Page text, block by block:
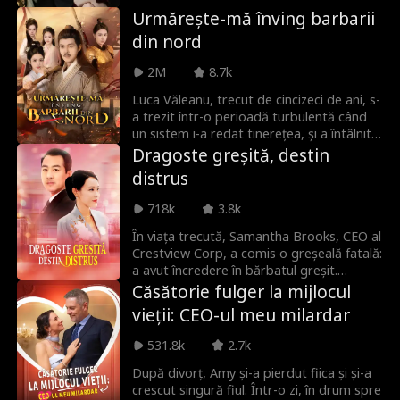
bebelușului, Vivian cedează. Anunță
divorțul în fața invitaților, dezvăluie că
Ethan nu e tatăl copilului și își retrage
haos. Răzbunată, Vivian pleacă alături de
copilul ei, lăsându-l pe Ethan să se înece în
regrete eterne.
Urmărește-mă înving barbarii
din nord
2M
8.7k
Luca Văleanu, trecut de cincizeci de ani, s-
a trezit într-o perioadă turbulentă când
un sistem i-a redat tinerețea, și a întâlnit
niște femei frumoase și fermecătoare.
Pentru a supraviețui haosului, a încheiat o
înțelegere cu femeia generalul Irina
Lăzărescu, grav rănită. Împreună, au
deghizat-o în bărbat și s-au infiltrat în
tabăra militară, pornind într-o călătorie
de la țăran la comandant militar în
căutarea dominației.
Dragoste greșită, destin
distrus
718k
3.8k
În viața trecută, Samantha Brooks, CEO al
Crestview Corp, a comis o greșeală fatală:
a avut încredere în bărbatul greșit.
Murind singură și zdrobită, a aflat
adevărul: cel de care lumea întreagă se
temea, magnatul rece și distant Harrison
Whitmore, o veghease din umbră toată
viața. Acum, Samantha s-a întors. Având
amintirea trădării și știind cine o iubea cu
adevărat, are un singur scop: răzbunarea.
Căsătorie fulger la mijlocul
vieții: CEO-ul meu milardar
531.8k
2.7k
După divorț, Amy și-a pierdut fiica și și-a
crescut singură fiul. Într-o zi, în drum spre